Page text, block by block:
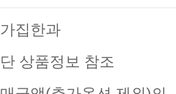
집한과
상품정보 참조